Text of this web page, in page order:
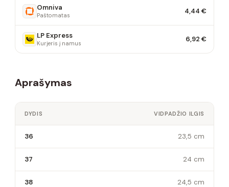
Omniva
Paštomatas 4,44 €
LP Express
Kurjeris į namus 6,92 €
Aprašymas
DYDIS VIDPADŽIO ILGIS
36 23,5 cm
37 24 cm
38 24,5 cm